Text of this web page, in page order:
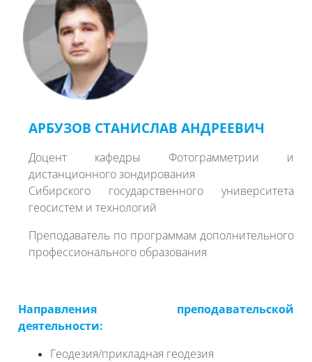
АРБУЗОВ СТАНИСЛАВ АНДРЕЕВИЧ
Доцент кафедры Фотограмметрии и
дистанционного зондирования
Сибирского государственного университета
геосистем и технологий
Преподаватель по программам дополнительного
профессионального образования
Направления преподавательской
деятельности:
Геодезия/прикладная геодезия